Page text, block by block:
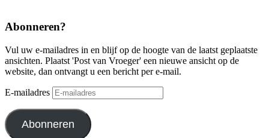
Abonneren?
Vul uw e-mailadres in en blijf op de hoogte van de laatst geplaatste
ansichten. Plaatst 'Post van Vroeger' een nieuwe ansicht op de
website, dan ontvangt u een bericht per e-mail.
E-mailadres
Abonneren